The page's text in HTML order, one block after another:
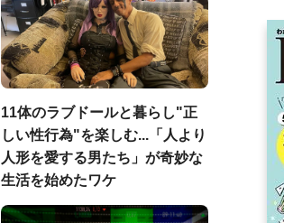
11体のラブドールと暮らし"正
しい性行為"を楽しむ...「人より
人形を愛する男たち」が奇妙な
生活を始めたワケ